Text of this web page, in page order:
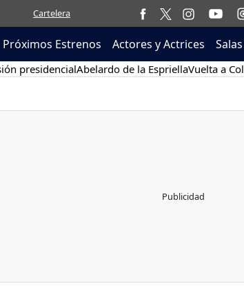
Cartelera
Próximos Estrenos Actores y Actrices Salas
presidencialAbelardo de la EspriellaVuelta a